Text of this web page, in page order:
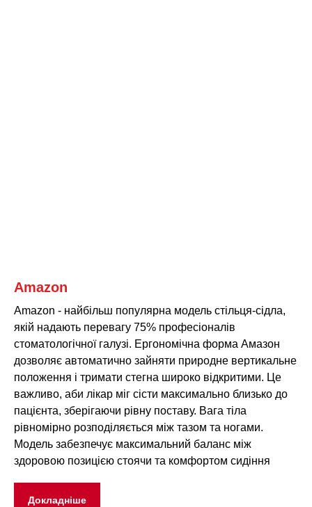
Amazon
Amazon - найбільш популярна модель стільця-сідла,
якій надають перевагу 75% професіоналів
стоматологічної галузі. Ергономічна форма Амазон
дозволяє автоматично зайняти природне вертикальне
положення і тримати стегна широко відкритими. Це
важливо, аби лікар міг сісти максимально близько до
пацієнта, зберігаючи рівну поставу. Вага тіла
рівномірно розподіляється між тазом та ногами.
Модель забезпечує максимальний баланс між
здоровою позицією стоячи та комфортом сидіння
Докладніше